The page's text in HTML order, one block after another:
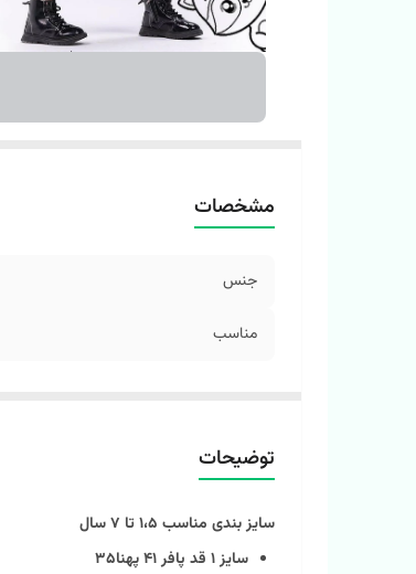
مشخصات
جنس
مناسب
توضیحات
سایز بندی مناسب ۱،۵ تا ۷ سال
سایز ۱ قد پافر ۴۱ پهنا۳۵